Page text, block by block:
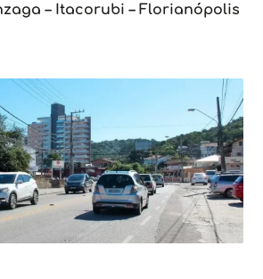
– Itacorubi – Florianópolis